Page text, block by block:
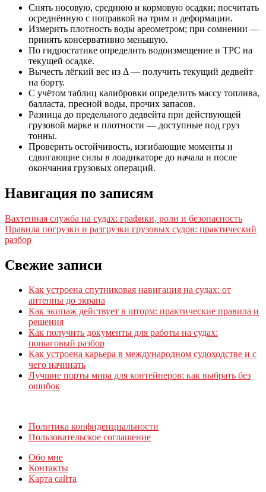
Снять носовую, среднюю и кормовую осадки; посчитать
осреднённую с поправкой на трим и деформации.
Измерить плотность воды ареометром; при сомнении —
принять консервативно меньшую.
По гидростатике определить водоизмещение и TPC на
текущей осадке.
Вычесть лёгкий вес из Δ — получить текущий дедвейт
на борту.
С учётом таблиц калибровки определить массу топлива,
балласта, пресной воды, прочих запасов.
Разница до предельного дедвейта при действующей
грузовой марке и плотности — доступные под груз
тонны.
Проверить остойчивость, изгибающие моменты и
сдвигающие силы в лоадикаторе до начала и после
окончания грузовых операций.
Навигация по записям
Вахтенная служба на судах: графики, роли и безопасность
Правила погрузки и разгрузки грузовых судов: практический
разбор
Свежие записи
Как устроена спутниковая навигация на судах: от
антенны до экрана
Как экипаж действует в шторм: практические правила и
решения
Как получить документы для работы на судах:
пошаговый разбор
Как устроена карьера в международном судоходстве и с
чего начинать
Лучшие порты мира для контейнеров: как выбрать без
ошибок
Политика конфиденциальности
Пользовательское соглашение
Обо мне
Контакты
Карта сайта